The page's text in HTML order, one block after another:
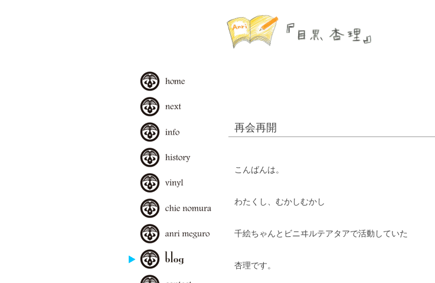
再会再開
こんばんは。
わたくし、むかしむかし
千絵ちゃんとビニヰルテアタアで活動していた
杏理です。